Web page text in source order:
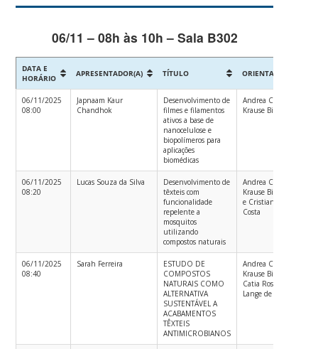
06/11 – 08h às 10h – Sala B302
DATA E
HORÁRIO
APRESENTADOR(A) TÍTULO ORIENTADOR
06/11/2025
08:00
Japnaam Kaur
Chandhok
Desenvolvimento de
filmes e filamentos
ativos a base de
nanocelulose e
biopolímeros para
aplicações
biomédicas
Andrea Cristiane
Krause Bierhalz
06/11/2025
08:20
Lucas Souza da Silva
Desenvolvimento de
têxteis com
funcionalidade
repelente a
mosquitos
utilizando
compostos naturais
Andrea Cristiane
Krause Bierhalz
e Cristiane da
Costa
06/11/2025
08:40
Sarah Ferreira
ESTUDO DE
COMPOSTOS
NATURAIS COMO
ALTERNATIVA
SUSTENTÁVEL A
ACABAMENTOS
TÊXTEIS
ANTIMICROBIANOS
Andrea Cristiane
Krause Bierhalz;
Catia Rosana
Lange de Aguiar